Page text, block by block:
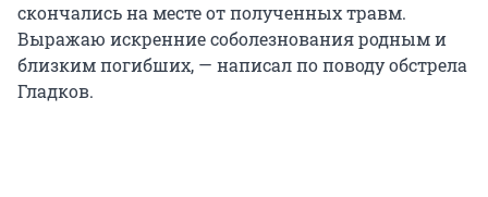
скончались на месте от полученных травм.
Выражаю искренние соболезнования родным и
близким погибших, — написал по поводу обстрела
Гладков.